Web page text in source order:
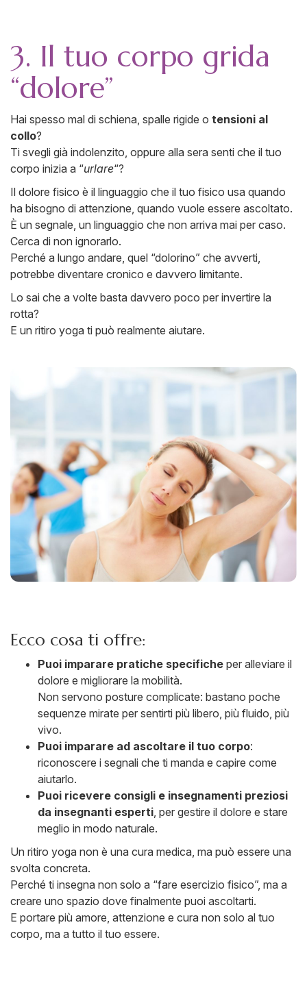
3. Il tuo corpo grida
“dolore”
Hai spesso mal di schiena, spalle rigide o tensioni al
collo?
Ti svegli già indolenzito, oppure alla sera senti che il tuo
corpo inizia a “urlare“?
Il dolore fisico è il linguaggio che il tuo fisico usa quando
ha bisogno di attenzione, quando vuole essere ascoltato.
È un segnale, un linguaggio che non arriva mai per caso.
Cerca di non ignorarlo.
Perché a lungo andare, quel “dolorino” che avverti,
potrebbe diventare cronico e davvero limitante.
Lo sai che a volte basta davvero poco per invertire la
rotta?
E un ritiro yoga ti può realmente aiutare.
Ecco cosa ti offre:
Puoi imparare pratiche specifiche per alleviare il
dolore e migliorare la mobilità.
Non servono posture complicate: bastano poche
sequenze mirate per sentirti più libero, più fluido, più
vivo.
Puoi imparare ad ascoltare il tuo corpo:
riconoscere i segnali che ti manda e capire come
aiutarlo.
Puoi ricevere consigli e insegnamenti preziosi
da insegnanti esperti, per gestire il dolore e stare
meglio in modo naturale.
Un ritiro yoga non è una cura medica, ma può essere una
svolta concreta.
Perché ti insegna non solo a “fare esercizio fisico”, ma a
creare uno spazio dove finalmente puoi ascoltarti.
E portare più amore, attenzione e cura non solo al tuo
corpo, ma a tutto il tuo essere.